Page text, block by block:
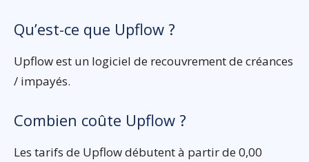
Qu’est-ce que Upflow ?
Upflow est un logiciel de recouvrement de créances
/ impayés.
Combien coûte Upflow ?
Les tarifs de Upflow débutent à partir de 0,00